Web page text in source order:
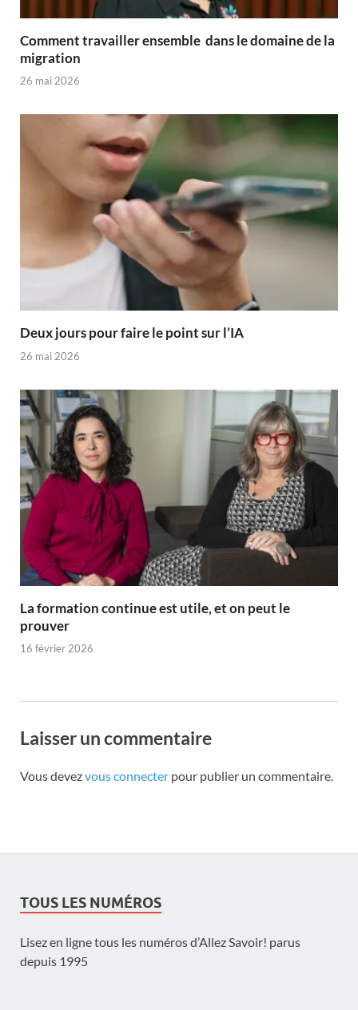
Comment travailler ensemble dans le domaine de la
migration
26 mai 2026
Deux jours pour faire le point sur l’IA
26 mai 2026
La formation continue est utile, et on peut le
prouver
16 février 2026
Laisser un commentaire
Vous devezvous connecter pour publier un commentaire.
TOUS LES NUMÉROS
Lisez en ligne tous les numéros d’Allez Savoir! parus
depuis 1995